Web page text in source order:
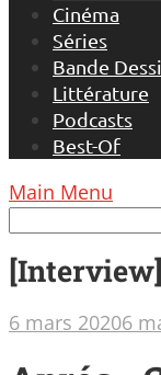
Cinéma
Séries
Bande
Littérature
Podcasts
Best-Of
Main Menu
6 mars 20206